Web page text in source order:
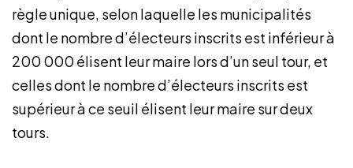
règle unique, selon laquelle les municipalités
dont le nombre d’électeurs inscrits est inférieur à
200 000 élisent leur maire lors d’un seul tour, et
celles dont le nombre d’électeurs inscrits est
supérieur à ce seuil élisent leur maire sur deux
tours.